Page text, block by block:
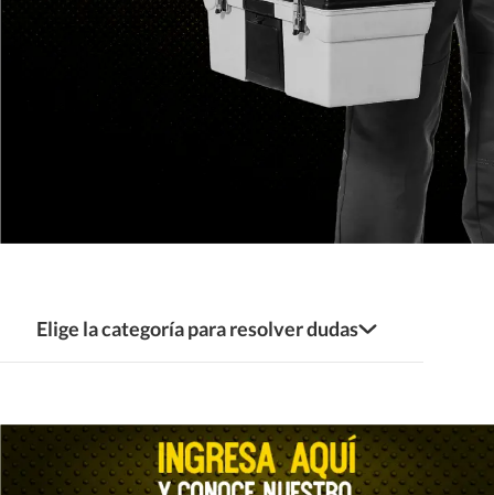
Elige la categoría para resolver dudas
Nuestras tiendas